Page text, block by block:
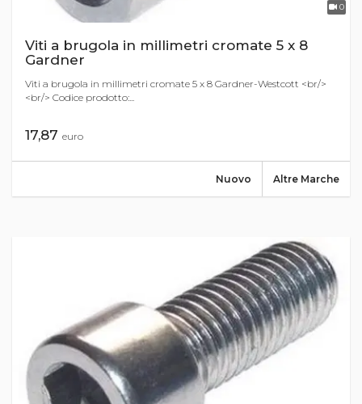
0
Viti a brugola in millimetri cromate 5 x 8
Gardner
Viti a brugola in millimetri cromate 5 x 8 Gardner-Westcott <br/>
<br/> Codice prodotto:...
17,87 euro
Altre Marche
Nuovo